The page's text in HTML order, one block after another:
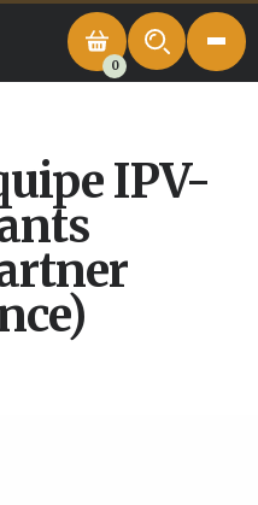
0
IPV-